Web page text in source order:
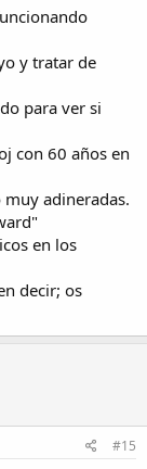
y tratar de
para ver si
con 60 años en
adineradas.
en los
decir; os
#15